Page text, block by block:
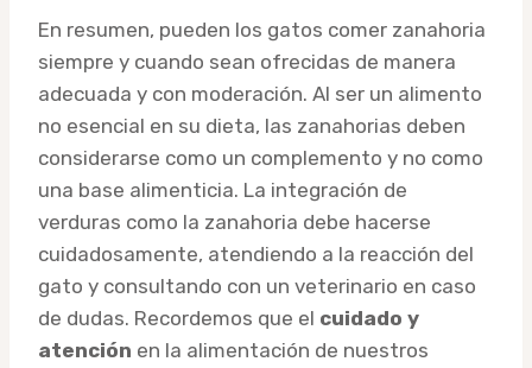
En resumen, pueden los gatos comer zanahoria
siempre y cuando sean ofrecidas de manera
adecuada y con moderación. Al ser un alimento
no esencial en su dieta, las zanahorias deben
considerarse como un complemento y no como
una base alimenticia. La integración de
verduras como la zanahoria debe hacerse
cuidadosamente, atendiendo a la reacción del
gato y consultando con un veterinario en caso
de dudas. Recordemos que el cuidado y
atención en la alimentación de nuestros